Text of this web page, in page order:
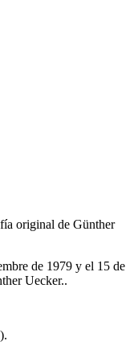
original de Günther
de 1979 y el 15 de
Uecker..